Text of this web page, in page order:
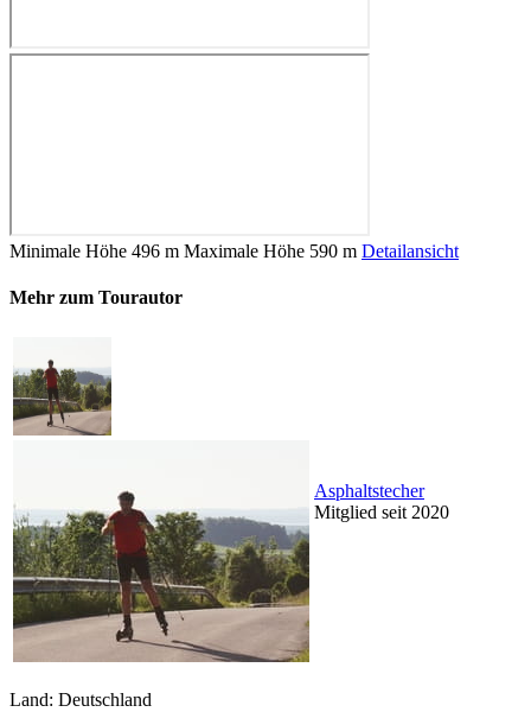
Minimale Höhe 496 m Maximale Höhe 590 m Detailansicht
Mehr zum Tourautor
Asphaltstecher
Mitglied seit 2020
Land: Deutschland